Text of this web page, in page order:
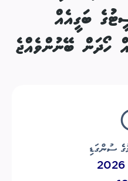
14 ސީޓުގެ ބަގީއެއް
ހޯދަން ބޭނުންވެއްޖެ
ސުންގަޑި